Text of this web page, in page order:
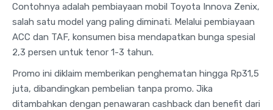
Contohnya adalah pembiayaan mobil Toyota Innova Zenix,
salah satu model yang paling diminati. Melalui pembiayaan
ACC dan TAF, konsumen bisa mendapatkan bunga spesial
2,3 persen untuk tenor 1-3 tahun.
Promo ini diklaim memberikan penghematan hingga Rp31,5
juta, dibandingkan pembelian tanpa promo. Jika
ditambahkan dengan penawaran cashback dan benefit dari